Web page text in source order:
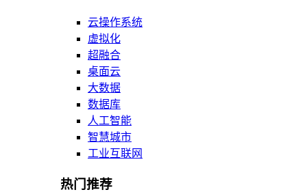
云操作系统
虚拟化
超融合
桌面云
大数据
数据库
人工智能
智慧城市
工业互联网
热门推荐